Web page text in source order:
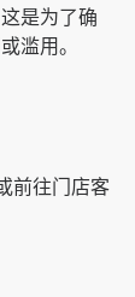
是为了确
滥用。
前往门店客